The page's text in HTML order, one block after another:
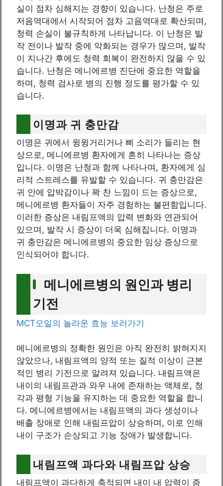
실이 점차 심해지는 경향이 있습니다. 난청은 주로
저음역대에서 시작되어 점차 고음역대로 확산되며,
청력 손실이 불규칙하게 나타납니다. 이 난청은 발
작 전이나 발작 중에 악화되는 경우가 많으며, 발작
이 지나간 후에도 청력 회복이 완전하지 않을 수 있
습니다. 난청은 메니에르병 진단에 중요한 역할을
하며, 청력 검사로 병의 진행 정도를 평가할 수 있
습니다.
이명과 귀 충만감
이명은 귀에서 윙윙거리거나 삐 소리가 들리는 현
상으로, 메니에르병 환자에게 흔히 나타나는 증상
입니다. 이명은 난청과 함께 나타나며, 환자에게 심
리적 스트레스를 유발할 수 있습니다. 귀 충만감은
귀 안에 압박감이나 꽉 찬 느낌이 드는 증상으로,
메니에르병 환자들이 자주 경험하는 불편함입니다.
이러한 증상은 내림프액의 압력 변화와 연관되어
있으며, 발작 시 증상이 더욱 심해집니다. 이명과
귀 충만감은 메니에르병의 중요한 임상 증상으로
인식되어야 합니다.
메니에르병의 원인과 병리
기전
MCT오일의 놀라운 효능 보러가기
메니에르병의 정확한 원인은 아직 완전히 밝혀지지
않았으나, 내림프액의 양적 또는 질적 이상이 근본
적인 병리 기전으로 알려져 있습니다. 내림프액은
내이의 내림프관과 와우 내에 존재하는 액체로, 청
각과 평형 기능을 유지하는 데 중요한 역할을 합니
다. 메니에르병에서는 내림프액의 과다 생성이나
배출 장애로 인해 내림프압이 상승하며, 이로 인해
내이 구조가 손상되고 기능 장애가 발생합니다.
내림프액 과다와 내림프압 상승
내림프액이 과다하게 축적되면 내이 내 압력이 증